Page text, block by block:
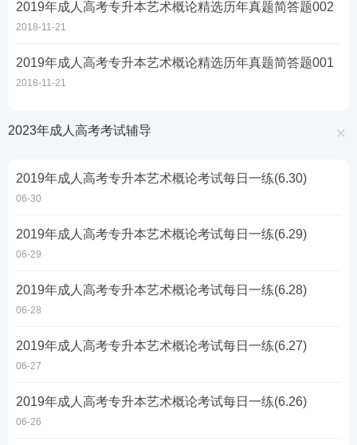
2019年成人高考专升本艺术概论精选历年真题简答题002
2018-11-21
2019年成人高考专升本艺术概论精选历年真题简答题001
2018-11-21
2023年成人高考考试辅导
2019年成人高考专升本艺术概论考试每日一练(6.30)
06-30
2019年成人高考专升本艺术概论考试每日一练(6.29)
06-29
2019年成人高考专升本艺术概论考试每日一练(6.28)
06-28
2019年成人高考专升本艺术概论考试每日一练(6.27)
06-27
2019年成人高考专升本艺术概论考试每日一练(6.26)
06-26